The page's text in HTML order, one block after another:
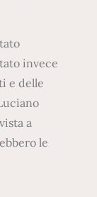
invece
e delle
a
le